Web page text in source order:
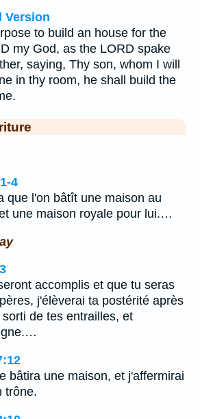
Version
to build an house for the
my God, as the LORD spake
saying, Thy son, whom I will
in thy room, he shall build the
4
que l'on bâtît une maison au
une maison royale pour lui.…
accomplis et que tu seras
j'élèverai ta postérité après
de tes entrailles, et
bâtira une maison, et j'affermirai
trône.